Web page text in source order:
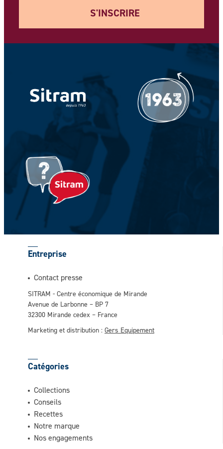
S'INSCRIRE
Votre Nom *
Entreprise
Contact presse
SITRAM - Centre économique de Mirande
Avenue de Larbonne – BP 7
32300 Mirande cedex – France
Marketing et distribution : Gers Equipement
Catégories
Collections
Conseils
Recettes
Notre marque
Nos engagements